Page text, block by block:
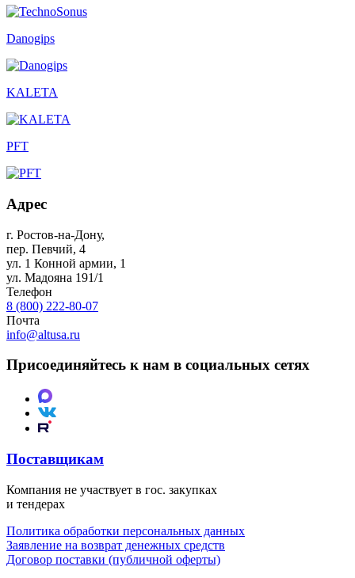
Danogips
KALETA
PFT
Адрес
г. Ростов-на-Дону,
пер. Певчий, 4
ул. 1 Конной армии, 1
ул. Мадояна 191/1
Телефон
8 (800) 222-80-07
Почта
info@altusa.ru
Присоединяйтесь к нам в социальных сетях
Поставщикам
Компания не участвует в гос. закупках
и тендерах
Политика обработки персональных данных
Заявление на возврат денежных средств
Договор поставки (публичной оферты)